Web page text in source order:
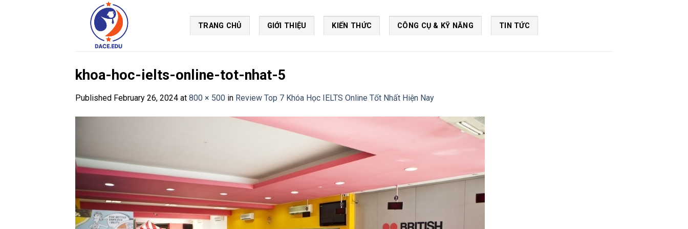
TRANG CHỦ GIỚI THIỆU KIẾN THỨC CÔNG CỤ & KỸ NĂNG TIN TỨC
khoa-hoc-ielts-online-tot-nhat-5
Published February 26, 2024 at 800 × 500 in Review Top 7 Khóa Học IELTS Online Tốt Nhất Hiện Nay